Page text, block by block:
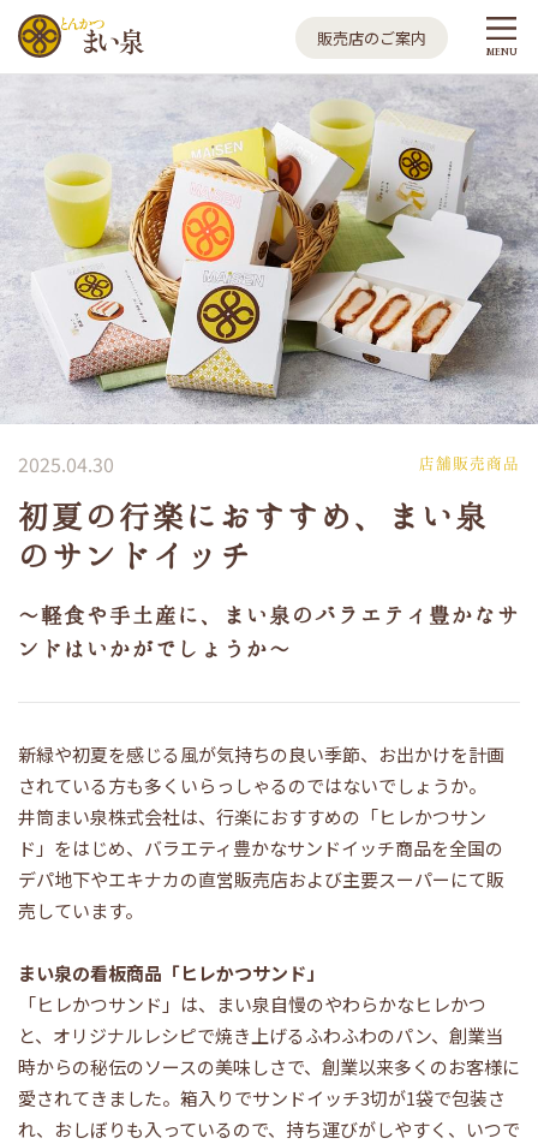
とんかつ まい泉
販売店のご案内
MENU
2025.04.30 店舗販売商品
初夏の行楽におすすめ、まい泉
のサンドイッチ
～軽食や手土産に、まい泉のバラエティ豊かなサ
ンドはいかがでしょうか～
新緑や初夏を感じる風が気持ちの良い季節、お出かけを計画
されている方も多くいらっしゃるのではないでしょうか。
井筒まい泉株式会社は、行楽におすすめの「ヒレかつサン
ド」をはじめ、バラエティ豊かなサンドイッチ商品を全国の
デパ地下やエキナカの直営販売店および主要スーパーにて販
売しています。
まい泉の看板商品「ヒレかつサンド」
「ヒレかつサンド」は、まい泉自慢のやわらかなヒレかつ
と、オリジナルレシピで焼き上げるふわふわのパン、創業当
時からの秘伝のソースの美味しさで、創業以来多くのお客様に
愛されてきました。箱入りでサンドイッチ3切が1袋で包装さ
れ、おしぼりも入っているので、持ち運びがしやすく、いつで